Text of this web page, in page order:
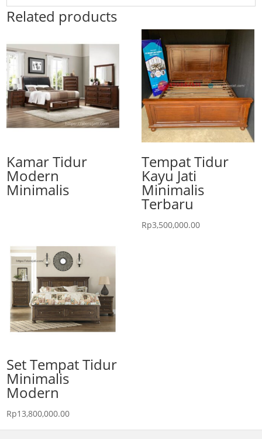
Related products
Kamar Tidur
Modern
Minimalis
Tempat Tidur
Kayu Jati
Minimalis
Terbaru
Rp3,500,000.00
Set Tempat Tidur
Minimalis
Modern
Rp13,800,000.00